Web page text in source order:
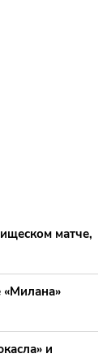
матче,
и